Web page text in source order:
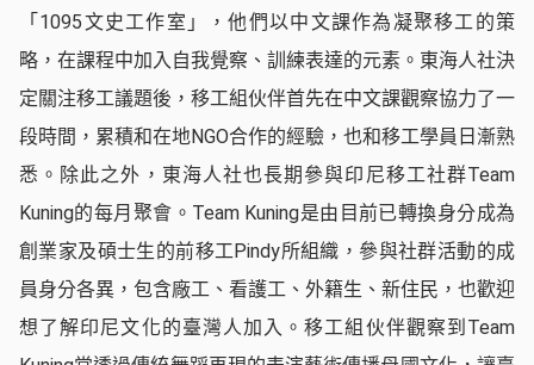
「1095文史工作室」
，他們以中文課作為凝聚移工的策
略，在課程中加入自我覺察、訓練表達的元素。東海人社決
定關注移工議題後，移工組伙伴首先在中文課觀察協力了一
段時間，累積和在地NGO合作的經驗，也和移工學員日漸熟
悉。除此之外，東海人社也長期參與印尼移工社群Team
Kuning的每月聚會。Team Kuning是由目前已轉換身分成為
創業家及碩士生的前移工Pindy所組織，參與社群活動的成
員身分各異，包含廠工、看護工、外籍生、新住民，也歡迎
想了解印尼文化的臺灣人加入。移工組伙伴觀察到Team